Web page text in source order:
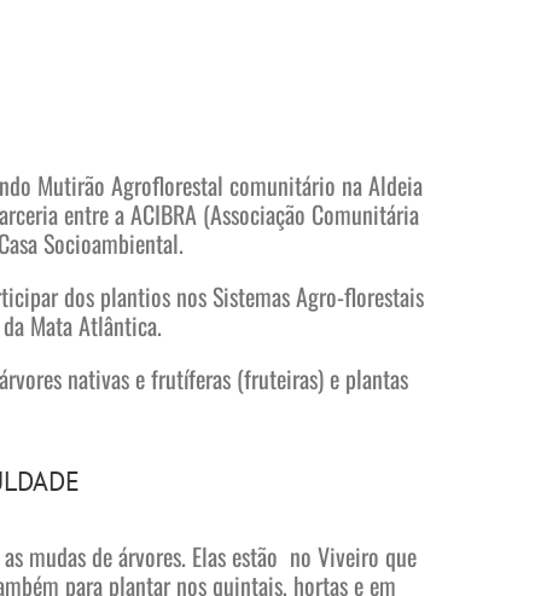
Mutirão Agroflorestal comunitário na Aldeia
entre a ACIBRA (Associação Comunitária
Socioambiental.
dos plantios nos Sistemas Agro-florestais
Mata Atlântica.
nativas e frutíferas (fruteiras) e plantas
mudas de árvores. Elas estão no Viveiro que
para plantar nos quintais, hortas e em